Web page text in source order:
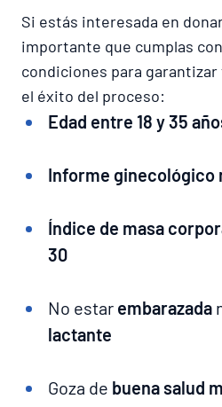
Si estás interesada en
importante que cumplas
condiciones para
el éxito del proceso:
Edad entre 18 y 35
Informe ginecológico
Índice de masa
30
No estar embarazada
lactante
Goza de buena salud